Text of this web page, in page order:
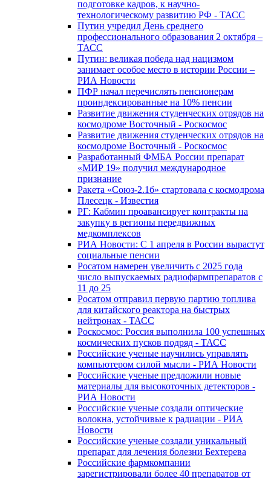
подготовке кадров, к научно-
технологическому развитию РФ - ТАСС
Путин учредил День среднего
профессионального образования 2 октября –
ТАСС
Путин: великая победа над нацизмом
занимает особое место в истории России –
РИА Новости
ПФР начал перечислять пенсионерам
проиндексированные на 10% пенсии
Развитие движения студенческих отрядов на
космодроме Восточный - Роскосмос
Развитие движения студенческих отрядов на
космодроме Восточный - Роскосмос
Разработанный ФМБА России препарат
«МИР 19» получил международное
признание
Ракета «Союз-2.1б» стартовала с космодрома
Плесецк - Известия
РГ: Кабмин проавансирует контракты на
закупку в регионы передвижных
медкомплексов
РИА Новости: С 1 апреля в России вырастут
социальные пенсии
Росатом намерен увеличить с 2025 года
число выпускаемых радиофармпрепаратов с
11 до 25
Росатом отправил первую партию топлива
для китайского реактора на быстрых
нейтронах - ТАСС
Роскосмос: Россия выполнила 100 успешных
космических пусков подряд - ТАСС
Российские ученые научились управлять
компьютером силой мысли - РИА Новости
Российские ученые предложили новые
материалы для высокоточных детекторов -
РИА Новости
Российские ученые создали оптические
волокна, устойчивые к радиации - РИА
Новости
Российские ученые создали уникальный
препарат для лечения болезни Бехтерева
Российские фармкомпании
зарегистрировали более 40 препаратов от